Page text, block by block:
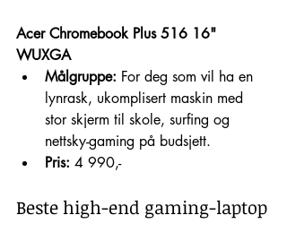
Acer Chromebook Plus 516 16"
WUXGA
Målgruppe: For deg som vil ha en
lynrask, ukomplisert maskin med
stor skjerm til skole, surfing og
nettsky-gaming på budsjett.
Pris: 4 990,-
Beste high-end gaming-laptop